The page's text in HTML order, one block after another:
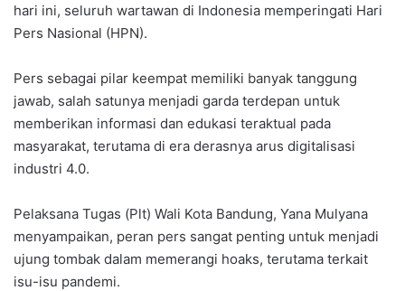
hari ini, seluruh wartawan di Indonesia memperingati Hari
Pers Nasional (HPN).
Pers sebagai pilar keempat memiliki banyak tanggung
jawab, salah satunya menjadi garda terdepan untuk
memberikan informasi dan edukasi teraktual pada
masyarakat, terutama di era derasnya arus digitalisasi
industri 4.0.
Pelaksana Tugas (Plt) Wali Kota Bandung, Yana Mulyana
menyampaikan, peran pers sangat penting untuk menjadi
ujung tombak dalam memerangi hoaks, terutama terkait
isu-isu pandemi.